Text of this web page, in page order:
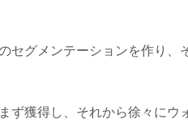
セグメンテーションを作り、
ず獲得し、それから徐々にウ